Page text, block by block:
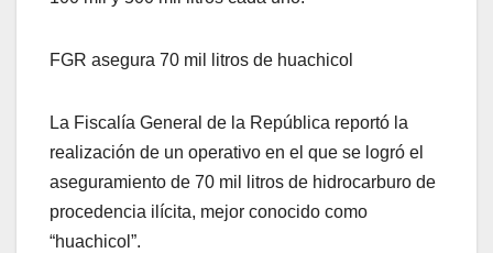
FGR asegura 70 mil litros de huachicol
La Fiscalía General de la República reportó la
realización de un operativo en el que se logró el
aseguramiento de 70 mil litros de hidrocarburo de
procedencia ilícita, mejor conocido como
“huachicol”.